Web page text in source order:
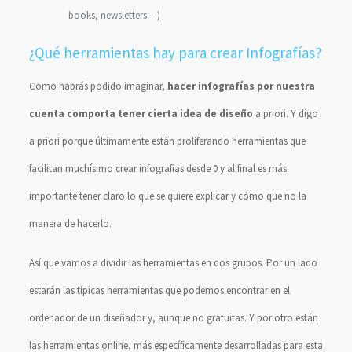
books, newsletters…)
¿Qué herramientas hay para crear Infografías?
Como habrás podido imaginar, hacer infografías por nuestra
cuenta comporta tener cierta idea de diseño a priori. Y digo
a priori porque últimamente están proliferando herramientas que
facilitan muchísimo crear infografías desde 0 y al final es más
importante tener claro lo que se quiere explicar y cómo que no la
manera de hacerlo.
Así que vamos a dividir las herramientas en dos grupos. Por un lado
estarán las típicas herramientas que podemos encontrar en el
ordenador de un diseñador y, aunque no gratuitas. Y por otro están
las herramientas online, más específicamente desarrolladas para esta